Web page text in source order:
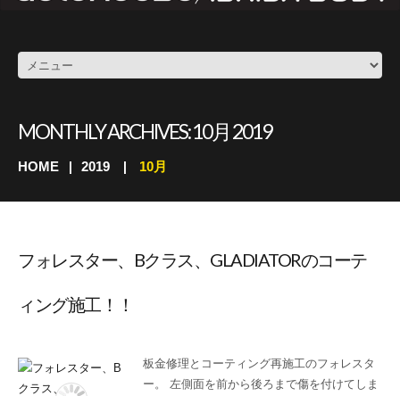
MONTHLY ARCHIVES:10月 2019
HOME 2019 10月
フォレスター、Bクラス、GLADIATORのコーテ
ィング施工！！
板金修理とコーティング再施工のフォレスタ
ー。 左側面を前から後ろまで傷を付けてしま